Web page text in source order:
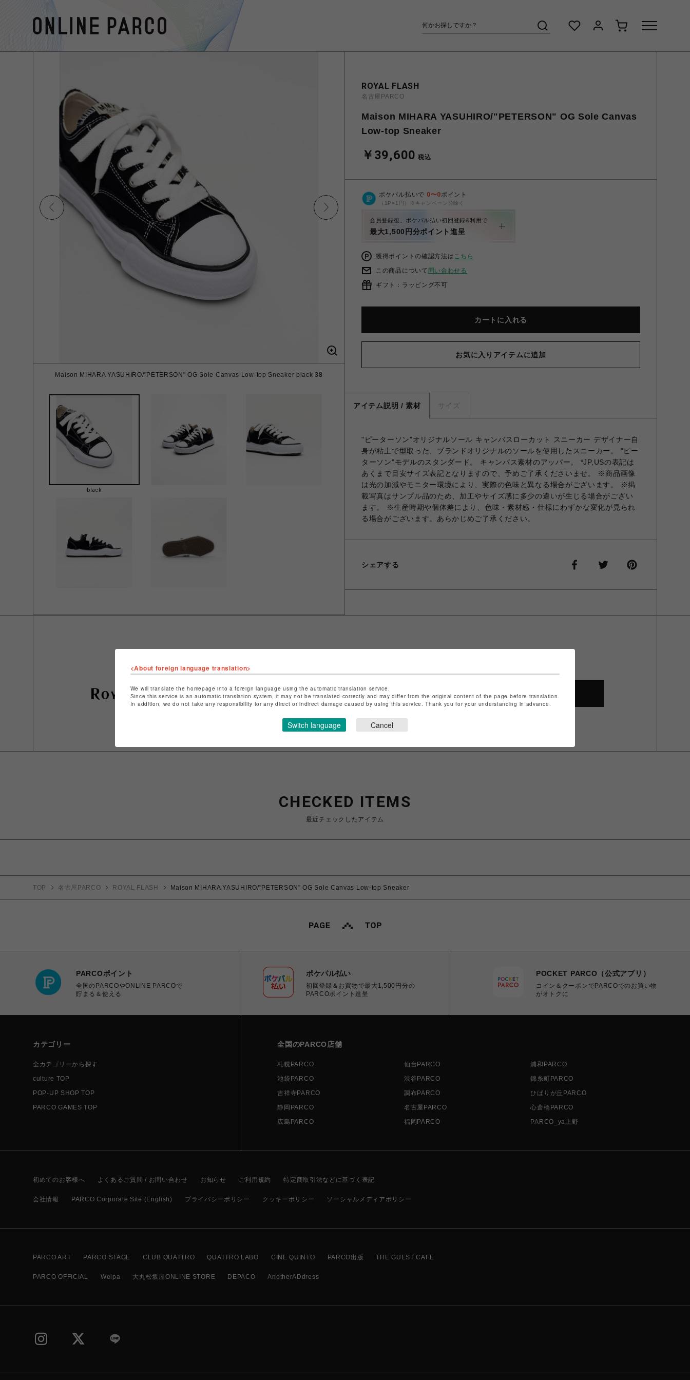
Maison MIHARA YASUHIRO/"PETERSON" OG Sole Canvas Low-top Sneaker black 38
black
ROYAL FLASH
名古屋PARCO
Maison MIHARA YASUHIRO/"PETERSON" OG Sole Canvas
Low-top Sneaker
￥39,600 税込
ポケパル払いで 0〜0ポイント
（1P=1円）※キャンペーン分除く
会員登録後、ポケパル払い初回登録&利用で
最大1,500円分ポイント進呈
獲得ポイントの確認方法はこちら
この商品について 問い合わせる
ギフト：ラッピング不可
カートに入れる
お気に入りアイテムに追加
アイテム説明 / 素材 サイズ
"ピーターソン"オリジナルソール キャンバスローカット スニーカー デザイナー自
身が粘土で型取った、ブランドオリジナルのソールを使用したスニーカー。 "ピー
ターソン"モデルのスタンダード。 キャンバス素材のアッパー。 *JP,USの表記は
あくまで目安サイズ表記となりますので、予めご了承くださいませ。 ※商品画像
は光の加減やモニター環境により、実際の色味と異なる場合がございます。 ※掲
載写真はサンプル品のため、加工やサイズ感に多少の違いが生じる場合がござい
ます。 ※生産時期や個体差により、色味・素材感・仕様にわずかな変化が見られ
る場合がございます。あらかじめご了承ください。
シェアする
ショップ名
特定商取引法など法令に基づく表記はこちら
ショップお問い合わせはこちら
SHOP TOP
CHECKED ITEMS
最近チェックしたアイテム
TOP 名古屋PARCO ROYAL FLASH Maison MIHARA YASUHIRO/"PETERSON" OG Sole Canvas Low-top Sneaker
PARCOポイント
全国のPARCOやONLINE PARCOで
貯まる＆使える
ポケパル払い
初回登録＆お買物で最大1,500円分の
PARCOポイント進呈
POCKET PARCO（公式アプリ）
コイン＆クーポンでPARCOでのお買い物
がオトクに
カテゴリー
全カテゴリーから探す
culture TOP
POP-UP SHOP TOP
PARCO GAMES TOP
全国のPARCO店舗
札幌PARCO 仙台PARCO
浦和PARCO
池袋PARCO
渋谷PARCO
錦糸町PARCO
吉祥寺PARCO
調布PARCO
ひばりが丘PARCO
静岡PARCO
名古屋PARCO
心斎橋PARCO
広島PARCO
福岡PARCO PARCO_ya上野
初めてのお客様へ よくあるご質問 / お問い合わせ お知らせ ご利用規約 特定商取引法などに基づく表記
会社情報 PARCO Corporate Site (English) プライバシーポリシー クッキーポリシー ソーシャルメディアポリシー
PARCO ART PARCO STAGE CLUB QUATTRO QUATTRO LABO CINE QUINTO PARCO出版 THE GUEST CAFE
PARCO OFFICIAL Welpa 大丸松坂屋ONLINE STORE DEPACO AnotherADdress
<About foreign language translation>
We will translate the homepage into a foreign language using the automatic translation service.
Since this service is an automatic translation system, it may not be translated correctly and may differ from the original content of the page before translation.
In addition, we do not take any responsibility for any direct or indirect damage caused by using this service. Thank you for your understanding in advance.
Switch language Cancel